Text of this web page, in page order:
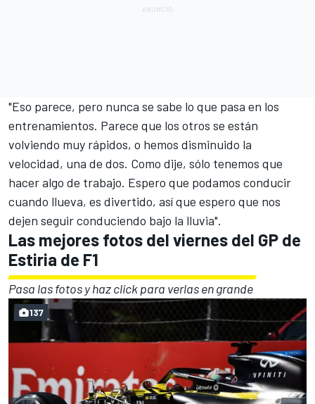
"Eso parece, pero nunca se sabe lo que pasa en los
entrenamientos. Parece que los otros se están
volviendo muy rápidos, o hemos disminuido la
velocidad, una de dos. Como dije, sólo tenemos que
hacer algo de trabajo. Espero que podamos conducir
cuando llueva, es divertido, así que espero que nos
dejen seguir conduciendo bajo la lluvia".
Las mejores fotos del viernes del GP de
Estiria de F1
Pasa las fotos y haz click para verlas en grande
137